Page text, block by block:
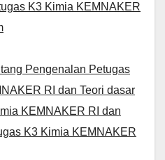
K3 Kimia KEMNAKER
Pengenalan Petugas
RI dan Teori dasar
KEMNAKER RI dan
K3 Kimia KEMNAKER